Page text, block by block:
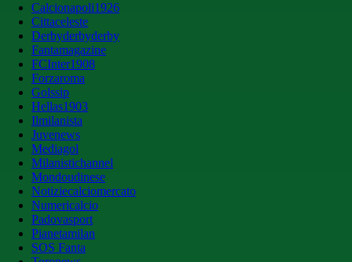
Calcionapoli1926
Cittaceleste
Derbyderbyderby
Fantamagazine
FCInter1908
Forzaroma
Golssip
Hellas1903
Ilmilanista
Juvenews
Mediagol
Milanistichannel
Mondoudinese
Notiziecalciomercato
Numericalcio
Padovasport
Pianetamilan
SOS Fanta